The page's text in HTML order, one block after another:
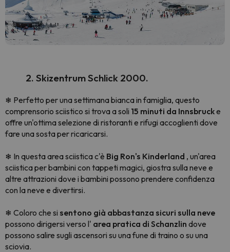
2. Skizentrum Schlick 2000.
❄ Perfetto per una settimana bianca in famiglia, questo
comprensorio sciistico si trova a soli 15 minuti da Innsbrucke
offre un'ottima selezione di ristoranti e rifugi accoglienti dove
fare una sosta per ricaricarsi.
❄ In questa area sciistica c'è Big Ron's Kinderland , un'area
sciistica per bambini con tappeti magici, giostra sulla neve e
altre attrazioni dove i bambini possono prendere confidenza
con la neve e divertirsi.
❄ Coloro che si sentono già abbastanza sicuri sulla neve
possono dirigersi verso l' area pratica di Schanzlin dove
possono salire sugli ascensori su una fune di traino o su una
sciovia.